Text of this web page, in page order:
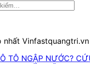
nhất Vinfastquangtri.vn
TÔ NGẬP NƯỚC?